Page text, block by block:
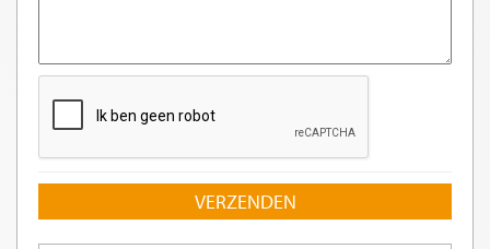
VERZENDEN